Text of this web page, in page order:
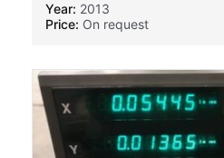
Year: 2013
Price: On request